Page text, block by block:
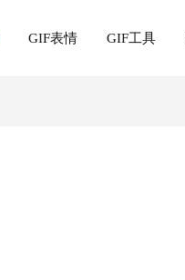
GIF表情 GIF工具